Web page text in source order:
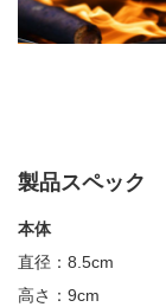
製品スペック
本体
直径： 8.5cm
高さ： 9cm